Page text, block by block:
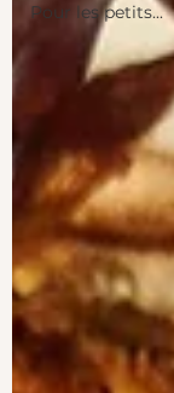
Pour les petits...